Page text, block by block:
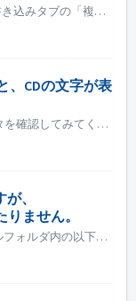
複数のレコーダーをお持ちの場合は、書き込みタブの「複数のレコーダーを使用する」オプションにチェックを入れてから書き込みます。 複数のレコーダーを持っていない場合は、1枚のディスクを焼いてから複数のコピーを作成することができます。コピー編集では、「書き込みタブ」の「コピー数」を設定することができます。
、CDの文字が表
Nero MediaHomeで再生して、メタデータを確認してみてください。 CDのテキスト読み込みに対応しているプレーヤーが必要です。 Media Playerと同様に、CDのテキストを読み込むためのプラグインが必要です。こちらの記事でご確認ください。 https://www.ghacks.net/2008/1...
、
ません。
NeroSecurDiscViewer.exeは、インストールフォルダ内の以下のような場所にあります： C:¥Programs (x86)¥Nero Nero 2023 ¥Nero Burning ROM ¥SecurDisc のようになります。 また、ディスクに「NeroSecurDiscViewer.ex...